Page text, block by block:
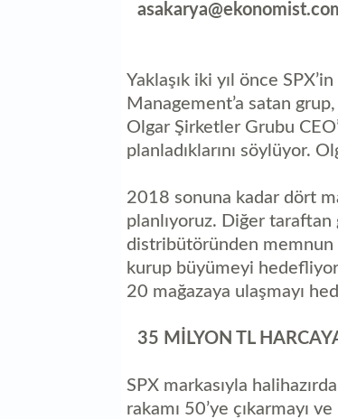
Yaklaşık iki yıl önce
Management’a satan grup,
Olgar Şirketler Grubu
planladıklarını söylüyor.
2018 sonuna kadar dört
planlıyoruz. Diğer taraftan
distribütöründen memnun
kurup büyümeyi
20 mağazaya ulaşmayı
35 MİLYON TL
SPX markasıyla
rakamı 50’ye çıkarmayı